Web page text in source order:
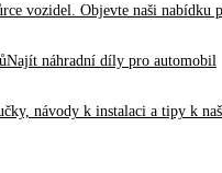
vozidel. Objevte naši nabídku
Najít náhradní díly pro automobil
návody k instalaci a tipy k